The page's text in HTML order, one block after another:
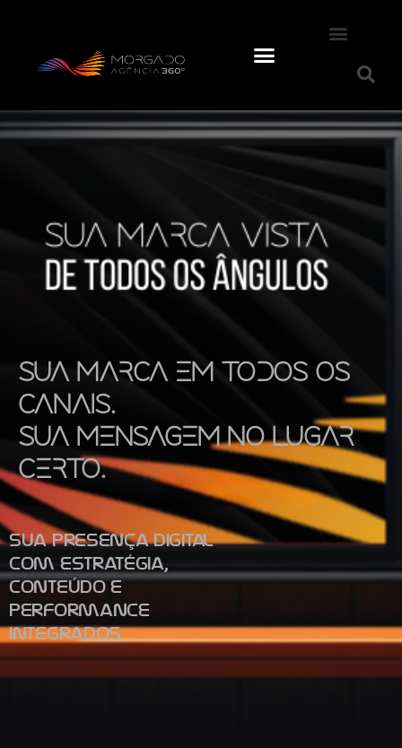
Sua Marca em Todos os
Canais.
Sua Mensagem no Lugar
Certo.
Sua presença digital
com estratégia,
conteúdo e
performance
integrados.